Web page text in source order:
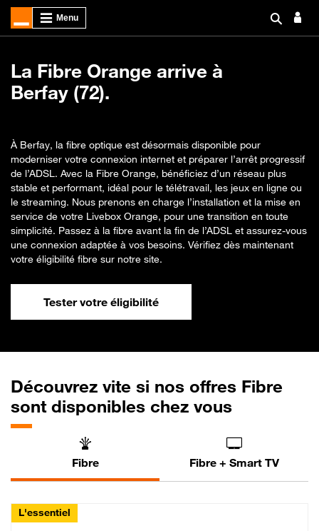
La Fibre Orange arrive à
Berfay (72).
À Berfay, la fibre optique est désormais disponible pour
moderniser votre connexion internet et préparer l’arrêt progressif
de l’ADSL. Avec la Fibre Orange, bénéficiez d’un réseau plus
stable et performant, idéal pour le télétravail, les jeux en ligne ou
le streaming. Nous prenons en charge l’installation et la mise en
service de votre Livebox Orange, pour une transition en toute
simplicité. Passez à la fibre avant la fin de l’ADSL et assurez-vous
une connexion adaptée à vos besoins. Vérifiez dès maintenant
votre éligibilité fibre sur notre site.
Tester votre éligibilité
Découvrez vite si nos offres Fibre
sont disponibles chez vous
Fibre Fibre + Smart TV
L'essentiel